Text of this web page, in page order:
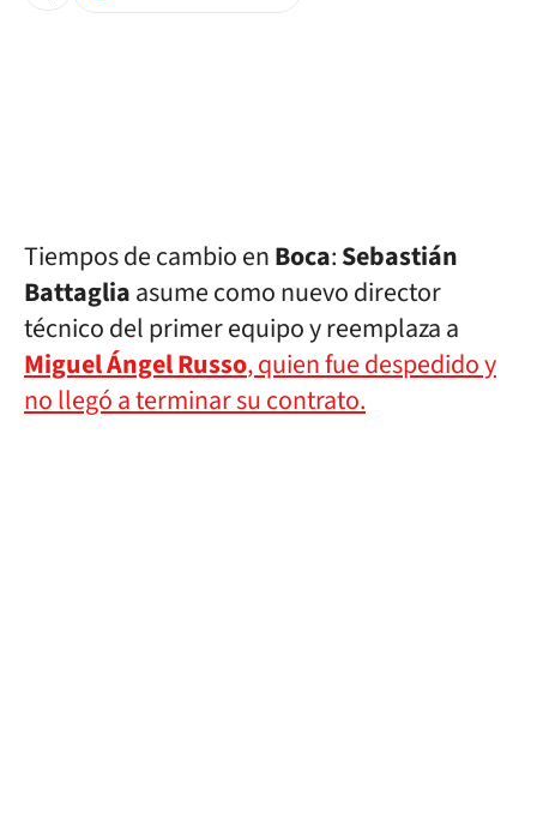
Tiempos de cambio enBoca:Sebastián
Battagliaasume como nuevo director
técnico del primer equipo y reemplaza a
MiguelÁngelRusso, quien fue despedido y
no llegó a terminar su contrato.